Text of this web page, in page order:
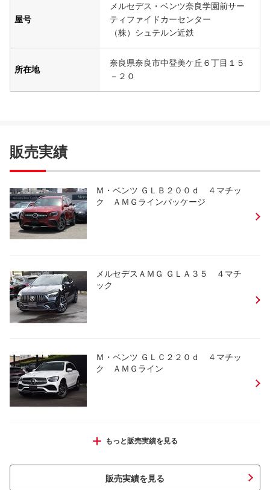
屋号
メルセデス・ベンツ奈良学園前サー
ティファイドカーセンター
（株）シュテルン近鉄
所在地
奈良県奈良市中登美ケ丘６丁目１５
－２０
販売実績
Ｍ・ベンツ ＧＬＢ２００ｄ ４マチッ
ク ＡＭＧラインパッケージ
メルセデスＡＭＧ ＧＬＡ３５ ４マチ
ック
Ｍ・ベンツ ＧＬＣ２２０ｄ ４マチッ
ク ＡＭＧライン
Ｍ・ベンツ Ｃ２２０ｄ ステーションワゴ
もっと販売実績を見る
販売実績を見る